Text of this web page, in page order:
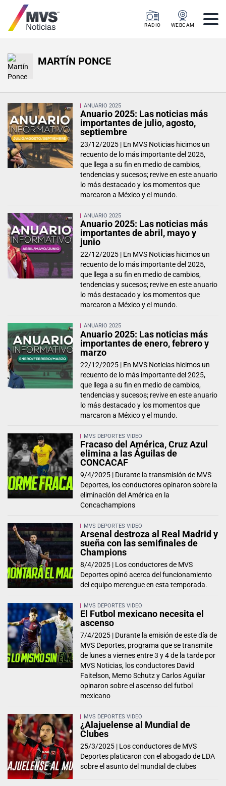
RADIO WEBCAM
MARTÍN PONCE
ANUARIO 2025
Anuario 2025: Las noticias más
importantes de julio, agosto,
septiembre
23/12/2025 | En MVS Noticias hicimos un
recuento de lo más importante del 2025,
que llega a su fin en medio de cambios,
tendencias y sucesos; revive en este anuario
lo más destacado y los momentos que
marcaron a México y el mundo.
ANUARIO 2025
Anuario 2025: Las noticias más
importantes de abril, mayo y
junio
22/12/2025 | En MVS Noticias hicimos un
recuento de lo más importante del 2025,
que llega a su fin en medio de cambios,
tendencias y sucesos; revive en este anuario
lo más destacado y los momentos que
marcaron a México y el mundo.
ANUARIO 2025
Anuario 2025: Las noticias más
importantes de enero, febrero y
marzo
22/12/2025 | En MVS Noticias hicimos un
recuento de lo más importante del 2025,
que llega a su fin en medio de cambios,
tendencias y sucesos; revive en este anuario
lo más destacado y los momentos que
marcaron a México y el mundo.
MVS DEPORTES VIDEO
Fracaso del América, Cruz Azul
elimina a las Águilas de
CONCACAF
9/4/2025 | Durante la transmisión de MVS
Deportes, los conductores opinaron sobre la
eliminación del América en la
Concachampions
MVS DEPORTES VIDEO
Arsenal destroza al Real Madrid y
sueña con las semifinales de
Champions
8/4/2025 | Los conductores de MVS
Deportes opinó acerca del funcionamiento
del equipo merengue en esta temporada.
MVS DEPORTES VIDEO
El Futbol mexicano necesita el
ascenso
7/4/2025 | Durante la emisión de este día de
MVS Deportes, programa que se transmite
de lunes a viernes entre 3 y 4 de la tarde por
MVS Noticias, los conductores David
Faitelson, Memo Schutz y Carlos Aguilar
opinaron sobre el ascenso del futbol
mexicano
MVS DEPORTES VIDEO
¿Alajuelense al Mundial de
Clubes
25/3/2025 | Los conductores de MVS
Deportes platicaron con el abogado de LDA
sobre el asunto del mundial de clubes